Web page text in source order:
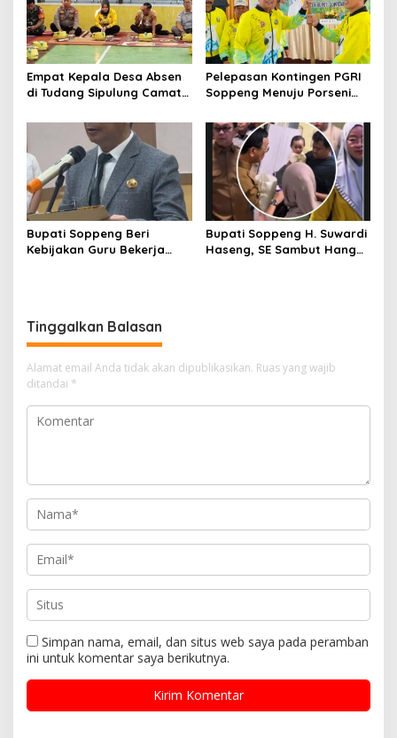
Empat Kepala Desa Absen
di Tudang Sipulung Camat
Tuai Tanda Tanya
Pelepasan Kontingen PGRI
Soppeng Menuju Porseni
Sportivitas dan Harumkan
Nama Bumi Latemmamala
Bupati Soppeng Beri
Kebijakan Guru Bekerja
Bupati Soppeng H. Suwardi
Haseng, SE Sambut Hangat
Tinggalkan Balasan
Alamat email Anda tidak akan dipublikasikan. Ruas yang wajib
ditandai *
Simpan nama, email, dan situs web saya pada peramban
ini untuk komentar saya berikutnya.